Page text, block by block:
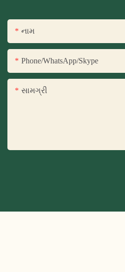
નામ
Phone/WhatsApp/Skype
સામગ્રી